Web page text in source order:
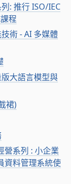
: 推行 ISO/IEC
程
術 - AI 多媒體
大語言模型與
裙)
營系列 : 小企業
資料管理系統使